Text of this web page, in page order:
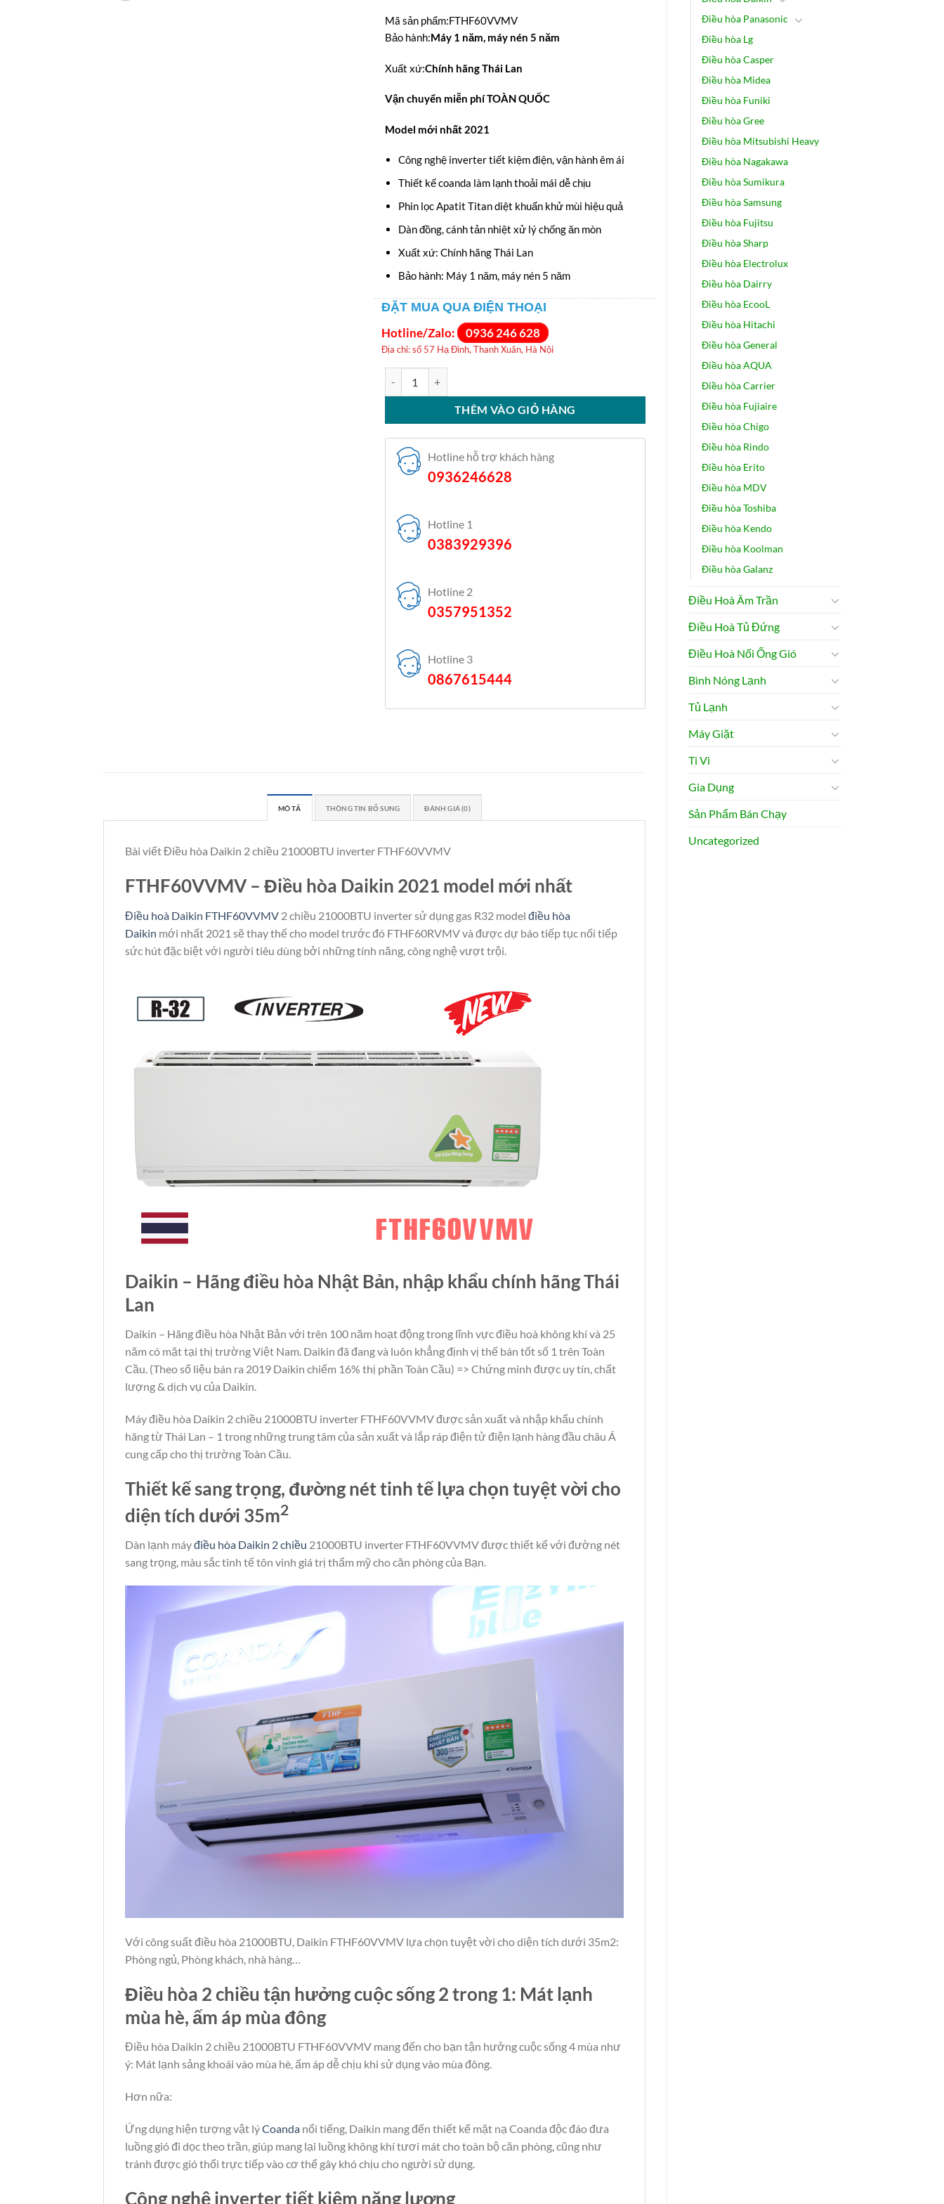
Điều hòa Panasonic
Điều hòa Lg
Điều hòa Casper
Điều hòa Midea
Điều hòa Funiki
Điều hòa Gree
Điều hòa Mitsubishi Heavy
Điều hòa Nagakawa
Điều hòa Sumikura
Điều hòa Samsung
Điều hòa Fujitsu
Điều hòa Sharp
Điều hòa Electrolux
Điều hòa Dairry
Điều hòa EcooL
Điều hòa Hitachi
Điều hòa General
Điều hòa AQUA
Điều hòa Carrier
Điều hòa Fujiaire
Điều hòa Chigo
Điều hòa Rindo
Điều hòa Erito
Điều hòa MDV
Điều hòa Toshiba
Điều hòa Kendo
Điều hòa Koolman
Điều hòa Galanz
Điều Hoà Âm Trần
Điều Hoà Tủ Đứng
Điều Hoà Nối Ống Gió
Bình Nóng Lạnh
Tủ Lạnh
Máy Giặt
Ti Vi
Gia Dụng
Sản Phẩm Bán Chạy
Uncategorized
gốc
là:
hiện
tại
Mã sản phẩm:FTHF60VVMV
Bảo hành:Máy 1 năm, máy nén 5 năm
Xuất xứ:Chính hãng Thái Lan
Vận chuyển miễn phí TOÀN QUỐC
Model mới nhất 2021
Công nghệ inverter tiết kiệm điện, vận hành êm ái
Thiết kế coanda làm lạnh thoải mái dễ chịu
Phin lọc Apatit Titan diệt khuẩn khử mùi hiệu quả
Dàn đồng, cánh tản nhiệt xử lý chống ăn mòn
Xuất xứ: Chính hãng Thái Lan
Bảo hành: Máy 1 năm, máy nén 5 năm
ĐẶT MUA QUA ĐIỆN THOẠI
Hotline/Zalo: 0936 246 628
Địa chỉ: số 57 Hạ Đình, Thanh Xuân, Hà Nội
THÊM VÀO GIỎ HÀNG
Hotline hỗ trợ khách hàng
0936246628
Hotline 1
0383929396
Hotline 2
0357951352
Hotline 3
0867615444
MÔ TẢ THÔNG TIN BỔ SUNG ĐÁNH GIÁ (0)
Bài viết Điều hòa Daikin 2 chiều 21000BTU inverter FTHF60VVMV
FTHF60VVMV – Điều hòa Daikin 2021 model mới nhất
Điều hoà Daikin FTHF60VVMV 2 chiều 21000BTU inverter sử dụng gas R32 model điều hòa
Daikin mới nhất 2021 sẽ thay thế cho model trước đó FTHF60RVMV và được dự báo tiếp tục nối tiếp
sức hút đặc biệt với người tiêu dùng bởi những tính năng, công nghệ vượt trội.
Daikin – Hãng điều hòa Nhật Bản, nhập khẩu chính hãng Thái
Lan
Daikin – Hãng điều hòa Nhật Bản với trên 100 năm hoạt động trong lĩnh vực điều hoà không khí và 25
năm có mặt tại thị trường Việt Nam. Daikin đã đang và luôn khẳng định vị thế bán tốt số 1 trên Toàn
Cầu. (Theo số liệu bán ra 2019 Daikin chiếm 16% thị phần Toàn Cầu) => Chứng minh được uy tín, chất
lượng & dịch vụ của Daikin.
Máy điều hòa Daikin 2 chiều 21000BTU inverter FTHF60VVMV được sản xuất và nhập khẩu chính
hãng từ Thái Lan – 1 trong những trung tâm của sản xuất và lắp ráp điện tử điện lạnh hàng đầu châu Á
cung cấp cho thị trường Toàn Cầu.
Thiết kế sang trọng, đường nét tinh tế lựa chọn tuyệt vời cho
diện tích dưới 35m2
Dàn lạnh máyđiều hòa Daikin 2 chiều 21000BTU inverter FTHF60VVMV được thiết kế với đường nét
sang trọng, màu sắc tinh tế tôn vinh giá trị thẩm mỹ cho căn phòng của Bạn.
Với công suất điều hòa 21000BTU, Daikin FTHF60VVMV lựa chọn tuyệt vời cho diện tích dưới 35m2:
Phòng ngủ, Phòng khách, nhà hàng…
Điều hòa 2 chiều tận hưởng cuộc sống 2 trong 1: Mát lạnh
mùa hè, ấm áp mùa đông
Điều hòa Daikin 2 chiều 21000BTU FTHF60VVMV mang đến cho bạn tận hưởng cuộc sống 4 mùa như
ý: Mát lạnh sảng khoái vào mùa hè, ấm áp dễ chịu khi sử dụng vào mùa đông.
Hơn nữa:
Ứng dụng hiện tượng vật lýCoanda nổi tiếng, Daikin mang đến thiết kế mặt nạ Coanda độc đáo đưa
luồng gió đi dọc theo trần, giúp mang lại luồng không khí tươi mát cho toàn bộ căn phòng, cũng như
tránh được gió thổi trực tiếp vào cơ thể gây khó chịu cho người sử dụng.
Công nghệ inverter tiết kiệm năng lượng